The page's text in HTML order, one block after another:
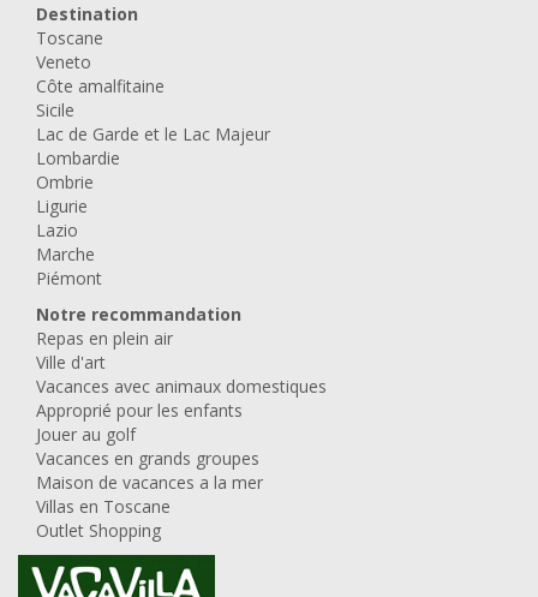
Destination
Toscane
Veneto
Côte amalfitaine
Sicile
Lac de Garde et le Lac Majeur
Lombardie
Ombrie
Ligurie
Lazio
Marche
Piémont
Notre recommandation
Repas en plein air
Ville d'art
Vacances avec animaux domestiques
Approprié pour les enfants
Jouer au golf
Vacances en grands groupes
Maison de vacances a la mer
Villas en Toscane
Outlet Shopping